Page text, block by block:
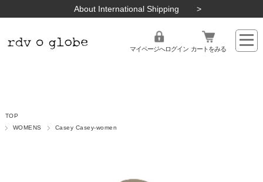
About International Shipping
マイページへログイン カートをみる
TOP
WOMENS
Casey Casey-women